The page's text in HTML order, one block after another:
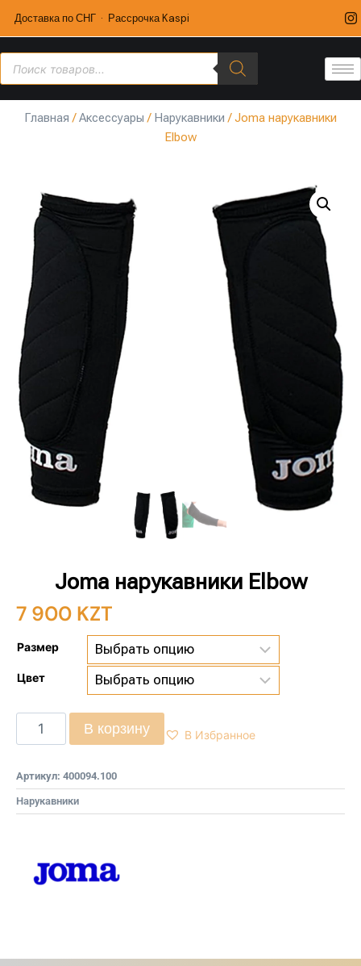
Доставка по СНГ · Рассрочка Kaspi
Главная /Аксессуары / Нарукавники / Joma нарукавники
Elbow
Joma нарукавники Elbow
7 900 KZT
Размер
Цвет
В корзину В Избранное
Артикул: 400094.100
Нарукавники